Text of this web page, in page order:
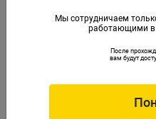
Мы сотрудничаем
работающими в
После
вам будут